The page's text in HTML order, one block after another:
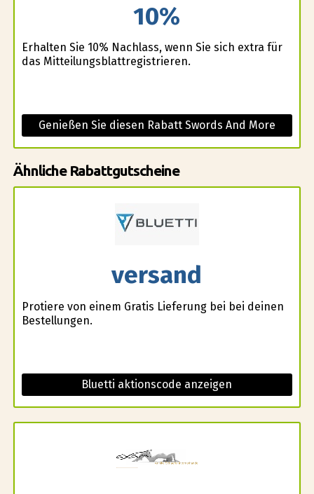
10%
Erhalten Sie 10% Nachlass, wenn Sie sich extra für
das Mitteilungsblattregistrieren.
Genießen Sie diesen Rabatt Swords And More
Ähnliche Rabattgutscheine
versand
Profitiere von einem Gratis Lieferung bei bei deinen
Bestellungen.
Bluetti aktionscode anzeigen